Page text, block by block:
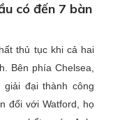
có đến 7 bàn
thủ tục khi cả hai
Bên phía Chelsea,
đại thành công
đối với Watford, họ